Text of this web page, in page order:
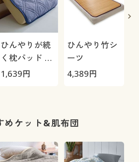
ひんやりが続
く枕パッド ス
マートドライ
1,639円
ひんやり竹シ
ーツ
4,389円
めケット&肌布団